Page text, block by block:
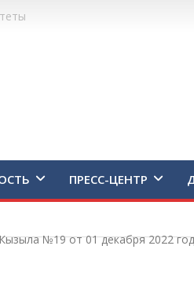
ПРЕСС-ЦЕНТР
№19 от 01 декабря 2022